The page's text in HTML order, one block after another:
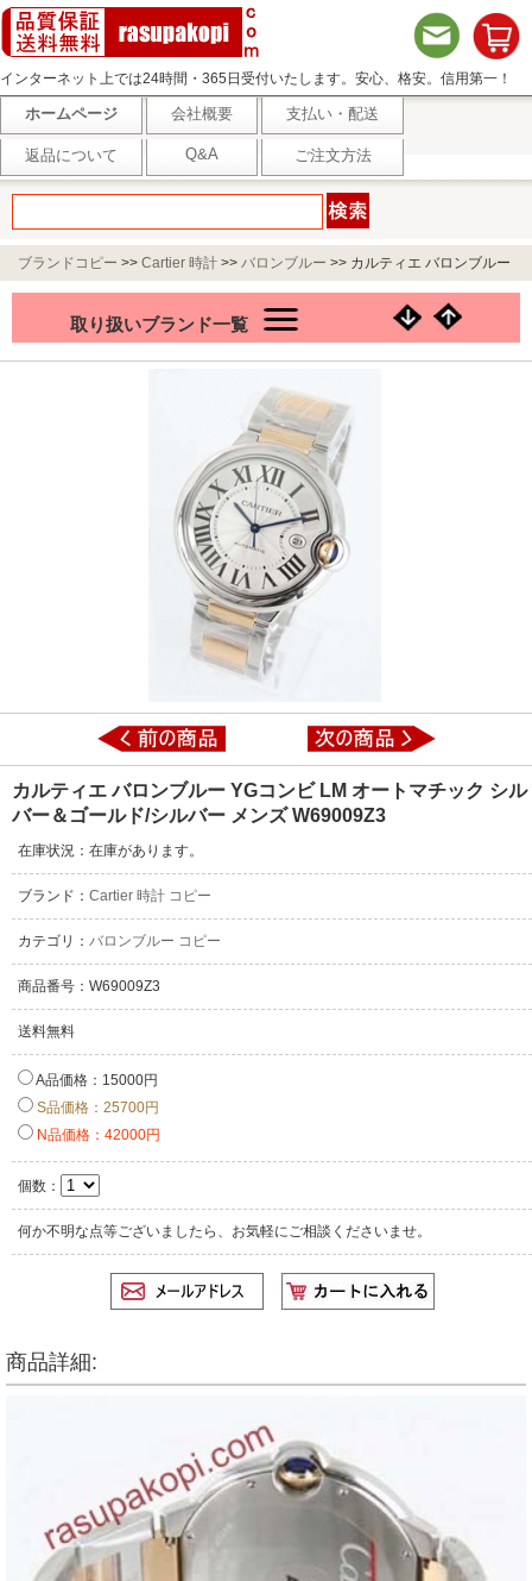
インターネット上では24時間・365日受付いたします。安心、格安。信用第一！
ホームページ 会社概要 支払い・配送
返品について Q&A ご注文方法
ブランドコピー >> Cartier 時計 >> バロンブルー >> カルティエ バロンブルー
YGコンビ LM オートマチック シルバー＆ゴールド/シルバー メンズ W69009Z3
取り扱いブランド一覧
カルティエ バロンブルー YGコンビ LM オートマチック シル
バー＆ゴールド/シルバー メンズ W69009Z3
在庫状況：在庫があります。
ブランド： Cartier 時計 コピー
カテゴリ： バロンブルー コピー
商品番号：W69009Z3
送料無料
A品価格：15000円
S品価格：25700円
N品価格：42000円
個数：
何か不明な点等ございましたら、お気軽にご相談くださいませ。
商品詳細: